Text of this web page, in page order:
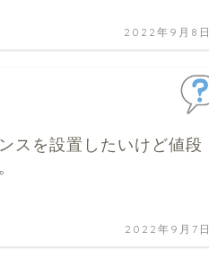
2022年9月8日
スを設置したいけど値段
2022年9月7日